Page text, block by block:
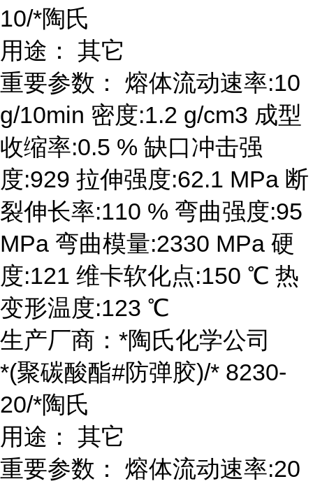
10/*陶氏
用途： 其它
重要参数： 熔体流动速率:10
g/10min 密度:1.2 g/cm3 成型
收缩率:0.5 % 缺口冲击强
度:929 拉伸强度:62.1 MPa 断
裂伸长率:110 % 弯曲强度:95
MPa 弯曲模量:2330 MPa 硬
度:121 维卡软化点:150 ℃ 热
变形温度:123 ℃
生产厂商：*陶氏化学公司
*(聚碳酸酯#防弹胶)/* 8230-
20/*陶氏
用途： 其它
重要参数： 熔体流动速率:20